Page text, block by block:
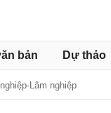
bản Dự thảo
Lâm nghiệp